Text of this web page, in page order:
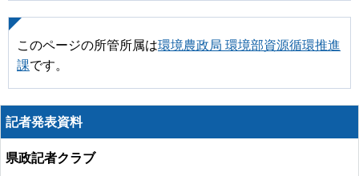
このページの所管所属は環境農政局 環境部資源循環推進
課です。
記者発表資料
県政記者クラブ